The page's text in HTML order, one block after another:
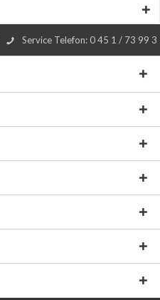
Service Telefon: 0 45 1 / 73 99 3